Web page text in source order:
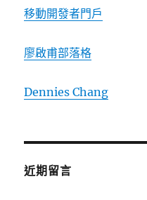
移動開發者門戶
廖啟甫部落格
Dennies Chang
近期留言